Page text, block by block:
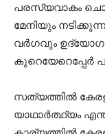
പരസ്യവാകം
മേനിയും
വര്‍ഗവും
കുറെയേറെപ്പേര്‍
സത്യത്തില്‍
യാഥാര്‍ത്ഥ്യം